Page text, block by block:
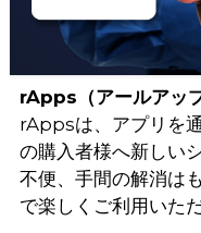
rApps（アールアップ
rAppsは、アプリを
の購入者様へ新しい
不便、手間の解消は
で楽しくご利用いた